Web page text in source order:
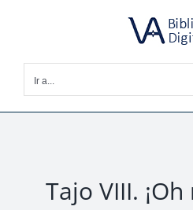
Ir a...
Tajo VIII.